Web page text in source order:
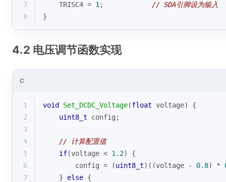
7
    TRISC4 =
1 ; // SDA引脚设为输入
8
}
4.2 电压调节函数实现
C
1 void Set_DCDC_Voltage(float voltage)
{
2
uint8_t config;
3
4
// 计算配置值
5
if(voltage < 1.2) {
6
        config = (
uint8_t)((voltage - 0.8) *
7
    }
else {